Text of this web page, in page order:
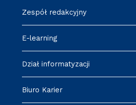
Zespół redakcyjny
E-learning
Dział informatyzacji
Biuro Karier